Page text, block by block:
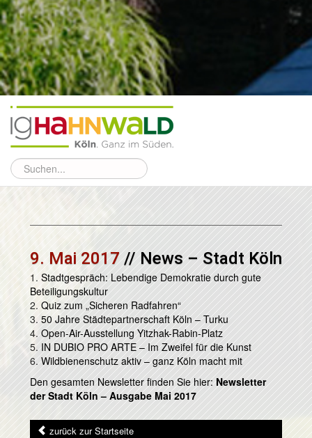
9. Mai 2017// News – Stadt Köln
1. Stadtgespräch: Lebendige Demokratie durch gute
Beteiligungskultur
2. Quiz zum „Sicheren Radfahren“
3. 50 Jahre Städtepartnerschaft Köln – Turku
4. Open-Air-Ausstellung Yitzhak-Rabin-Platz
5. IN DUBIO PRO ARTE – Im Zweifel für die Kunst
6. Wildbienenschutz aktiv – ganz Köln macht mit
Den gesamten Newsletter finden Sie hier: Newsletter
der Stadt Köln – Ausgabe Mai 2017
zurück zur Startseite